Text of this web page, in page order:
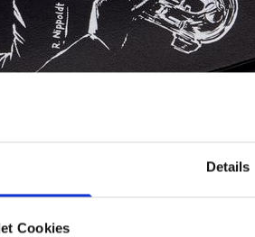
Details
Cookies